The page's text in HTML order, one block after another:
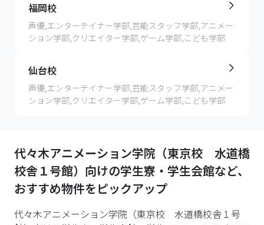
す。以下よりご参考ください。
※参照：https://www.yoani.co.jp/（2023年5月時点で
福岡校
声優,エンターテイナー学部,芸能スタッフ学部,アニメー
ション学部,クリエイター学部,ゲーム学部,こども学部
仙台校
声優,エンターテイナー学部,芸能スタッフ学部,アニメー
ション学部,クリエイター学部,ゲーム学部,こども学部
代々木アニメーション学院（東京校 水道橋
校舎１号館） 向けの学生寮・学生会館など、
おすすめ物件をピックアップ
代々木アニメーション学院（東京校 水道橋校舎１号